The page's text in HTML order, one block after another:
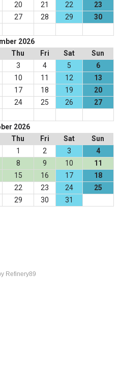
20 21 22
23
27 28 29
30
2026
Thu Fri Sat
Sun
3 4 5
6
10 11 12
13
17 18 19
20
24 25 26
27
2026
Thu Fri Sat
Sun
1
2 3
4
8 9 10
11
15 16 17
18
22 23 24
25
29 30 31
Refinery89